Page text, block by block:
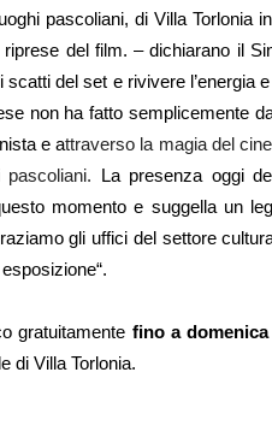
pascoliani, di Villa Torlonia
del film. –dichiarano il
scatti del set e riviverel’energia
non ha fatto semplicemente
e attraverso la magia del
La presenza oggi
momento e suggella un
gli uffici del settore
sizione“.
gratuitamente fino a domenica
di Villa Torlonia.